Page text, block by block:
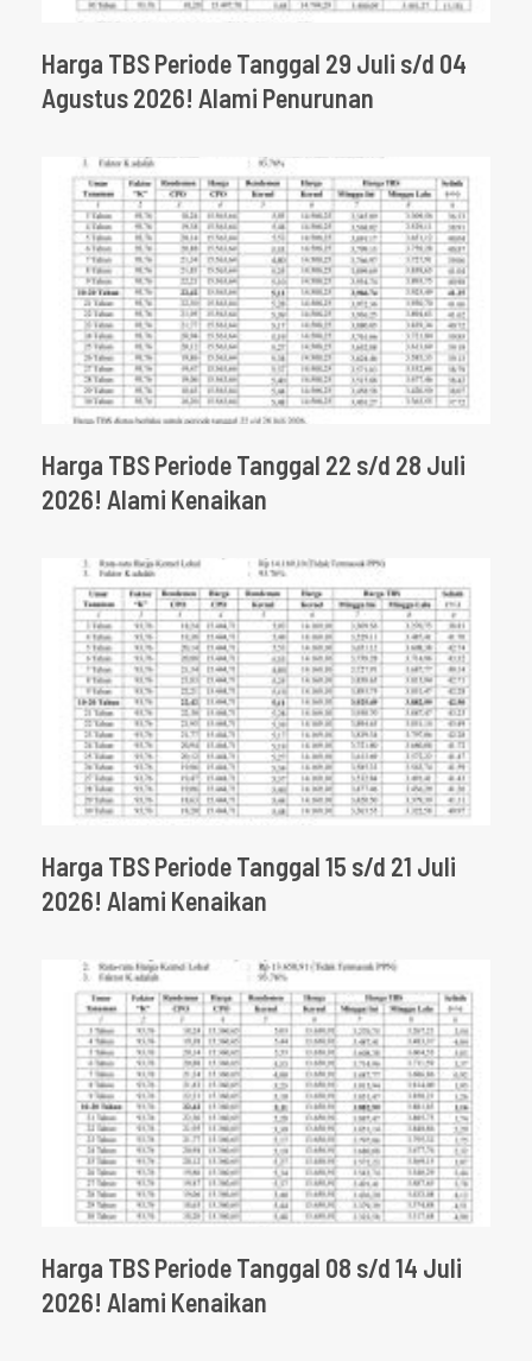
Harga TBS Periode Tanggal 29 Juli s/d 04
Agustus 2026! Alami Penurunan
Harga TBS Periode Tanggal 22 s/d 28 Juli
2026! Alami Kenaikan
Harga TBS Periode Tanggal 15 s/d 21 Juli
2026! Alami Kenaikan
Harga TBS Periode Tanggal 08 s/d 14 Juli
2026! Alami Kenaikan